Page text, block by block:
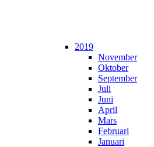
2019
November
Oktober
September
Juli
Juni
April
Mars
Februari
Januari